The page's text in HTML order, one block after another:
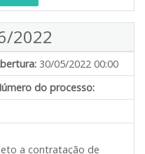
2022
30/05/2022 00:00
do processo:
a contratação de